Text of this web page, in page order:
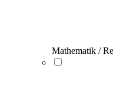
Mathematik /